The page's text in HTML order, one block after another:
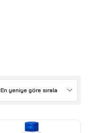
En yeniye göre sırala